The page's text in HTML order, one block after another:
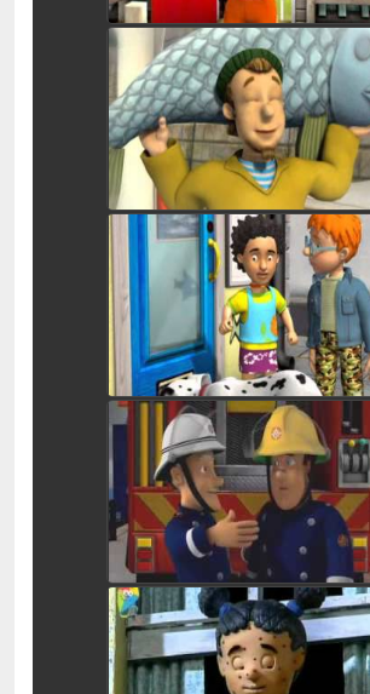
סמי הכבאי גיבור החודש
watch video
סמי הכבאי כלב ההצלה
watch video
סמי הכבאי - השריפה הגדולה
של פונטי פונדי
watch video
סמי הכבאי הפרדה
watch video